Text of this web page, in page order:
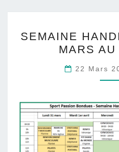
4
SEMAINE
MARS
22 Mars